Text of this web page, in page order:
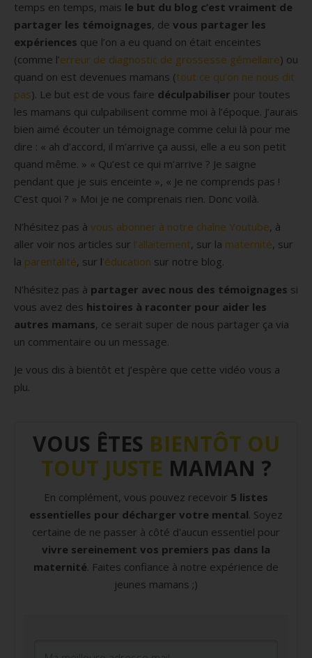
temps en temps, mais le but du blog c’est vraiment de
partager les témoignages, de vous partager les
expériences que l’on a eu quand on était enceintes
(comme l’erreur de diagnostic de grossesse gémellaire) ou
quand on est devenues mamans (tout ce qu’on ne nous dit
pas). Le but est de vous faire déculpabiliser pour toutes
les mamans qui culpabilisent comme moi à l’époque. J’aurais
bien aimé écouter un témoignage comme celui là pour me
dire : « ah d’accord, il m’arrive ça aussi, elle a eu son petit
quand même. » « Qu’est ce qui m’arrive ? Je saigne
pendant que je suis enceinte », « Je ne comprends pas !
C’est quoi ? » Moi je ne comprenais rien. Donc voilà.
N’hésitez pas à vous abonner à notre chaîne Youtube, à
aller voir nos articles sur l’allaitement, sur la maternité, sur
la parentalité, sur l’éducation sur notre blog.
N’hésitez pas à partager avec nous des témoignages si
vous avez des histoires à raconter pour aider les
autres mamans, ce serait super de nous partager ça via
un commentaire ou un message.
Je vous dis à bientôt et j’espère que cette vidéo vous a
plu.
VOUS ÊTES BIENTÔT OU
TOUT JUSTE MAMAN ?
En complément, vous pouvez recevoir 5 listes
essentielles pour décharger votre mental. Soyez
certaine de ne passer à côté d'aucun essentiel pour
vivre sereinement vos premiers pas dans la
maternité. Faites confiance à notre expérience de
jeunes mamans ;)